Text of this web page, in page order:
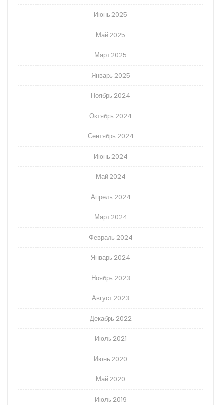
Июнь 2025
Май 2025
Март 2025
Январь 2025
Ноябрь 2024
Октябрь 2024
Сентябрь 2024
Июнь 2024
Май 2024
Апрель 2024
Март 2024
Февраль 2024
Январь 2024
Ноябрь 2023
Август 2023
Декабрь 2022
Июль 2021
Июнь 2020
Май 2020
Июль 2019